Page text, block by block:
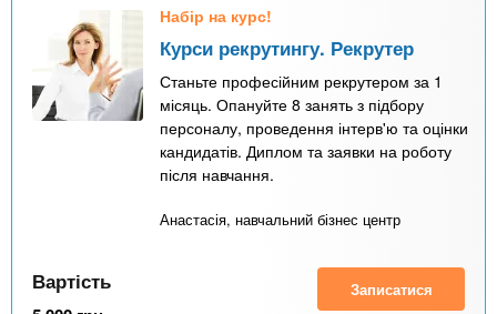
Набір на курс!
Курси рекрутингу. Рекрутер
Станьте професійним рекрутером за 1
місяць. Опануйте 8 занять з підбору
персоналу, проведення інтерв'ю та оцінки
кандидатів. Диплом та заявки на роботу
після навчання.
Анастасія, навчальний бізнес центр
Вартість Записатися